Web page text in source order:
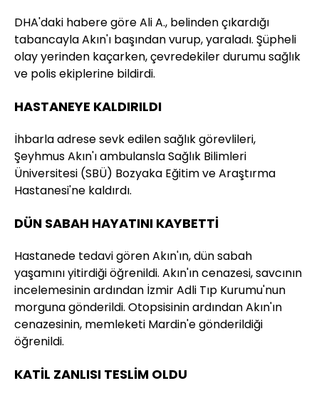
DHA'daki habere göre Ali A., belinden çıkardığı
tabancayla Akın'ı başından vurup, yaraladı. Şüpheli
olay yerinden kaçarken, çevredekiler durumu sağlık
ve polis ekiplerine bildirdi.
HASTANEYE KALDIRILDI
İhbarla adrese sevk edilen sağlık görevlileri,
Şeyhmus Akın'ı ambulansla Sağlık Bilimleri
Üniversitesi (SBÜ) Bozyaka Eğitim ve Araştırma
Hastanesi'ne kaldırdı.
DÜN SABAH HAYATINI KAYBETTİ
Hastanede tedavi gören Akın'ın, dün sabah
yaşamını yitirdiği öğrenildi. Akın'ın cenazesi, savcının
incelemesinin ardından İzmir Adli Tıp Kurumu'nun
morguna gönderildi. Otopsisinin ardından Akın'ın
cenazesinin, memleketi Mardin'e gönderildiği
öğrenildi.
KATİL ZANLISI TESLİM OLDU